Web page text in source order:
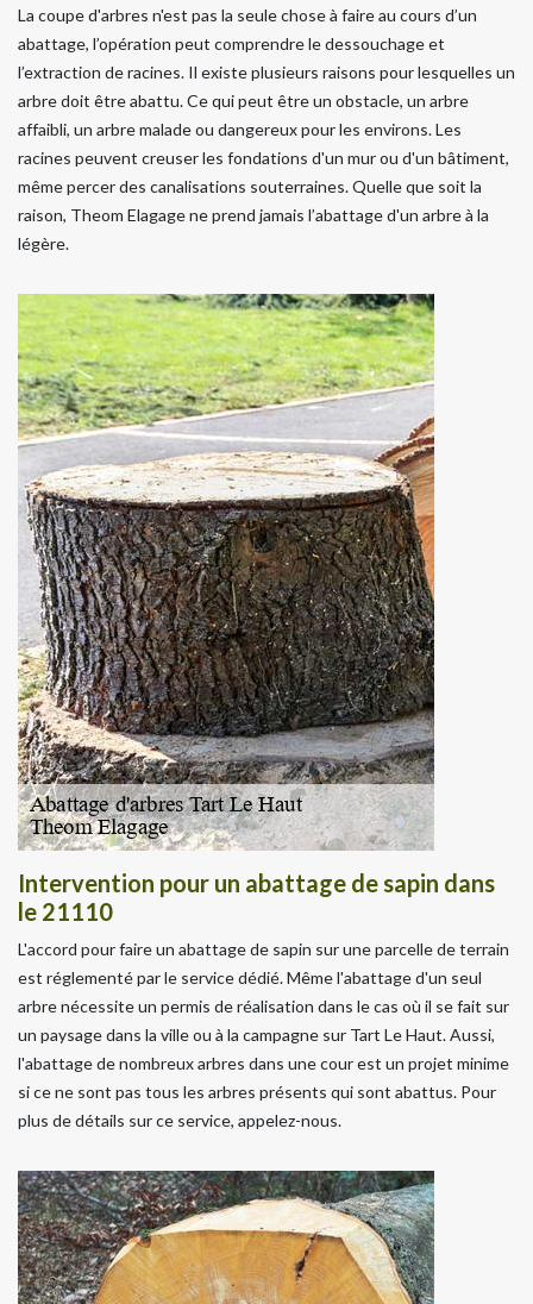
La coupe d'arbres n'est pas la seule chose à faire au cours d’un
abattage, l’opération peut comprendre le dessouchage et
l’extraction de racines. Il existe plusieurs raisons pour lesquelles un
arbre doit être abattu. Ce qui peut être un obstacle, un arbre
affaibli, un arbre malade ou dangereux pour les environs. Les
racines peuvent creuser les fondations d'un mur ou d'un bâtiment,
même percer des canalisations souterraines. Quelle que soit la
raison, Theom Elagage ne prend jamais l’abattage d'un arbre à la
légère.
Intervention pour un abattage de sapin dans
le 21110
L'accord pour faire un abattage de sapin sur une parcelle de terrain
est réglementé par le service dédié. Même l'abattage d'un seul
arbre nécessite un permis de réalisation dans le cas où il se fait sur
un paysage dans la ville ou à la campagne sur Tart Le Haut. Aussi,
l'abattage de nombreux arbres dans une cour est un projet minime
si ce ne sont pas tous les arbres présents qui sont abattus. Pour
plus de détails sur ce service, appelez-nous.